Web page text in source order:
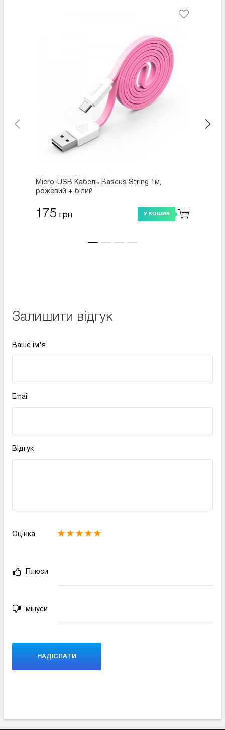
Micro-USB Кабель Baseus String 1м,
рожевий + білий
175 грн У КОШИК
Залишити відгук
Ваше ім'я
Email
Відгук
Оцінка
Плюси
мінуси